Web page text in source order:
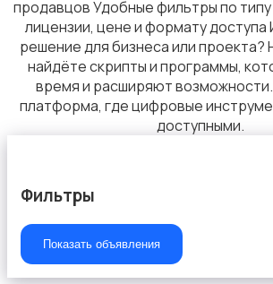
Спорт и отдых2
Красота и здоровье
продавцов Удобные фильтры по типу
лицензии, цене и формату
решение для бизнеса или проекта?
найдёте скрипты и программы,
время и расширяют
платформа, где цифровые
доступными.
Фильтры
Показать объявления